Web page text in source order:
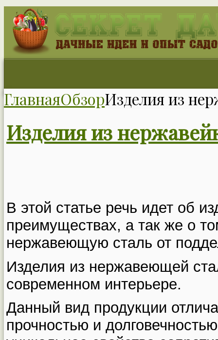
ГлавнаяОбзорИзделия из
Изделия из
В этой статье речь идет об
преимуществах, а так же о
нержавеющую сталь от
Изделия из нержавеющей
современном интерьере.
Данный вид продукции
прочностью и